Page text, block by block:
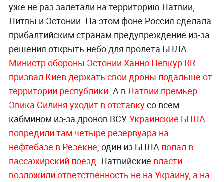
уже не раз залетали на территорию Латвии,
Литвы и Эстонии. На этом фоне Россия сделала
прибалтийским странам предупреждение из-за
решения открыть небо для пролёта БПЛА.
Министр обороны Эстонии Ханно Певкур RR
призвал Киев держать свои дроны подальше от
территории республики. А вЛатвии премьер
Эвика Силиня уходит в отставкусо всем
кабмином из-за дронов ВСУ. Украинские БПЛА
повредили там четыре резервуара на
нефтебазе в Резекне, один из БПЛА попал в
пассажирский поезд. Латвийские власти
возложили ответственность не на Украину, а на